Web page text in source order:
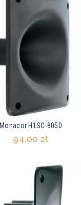
Monacor H1SC-8050
94,00 zł